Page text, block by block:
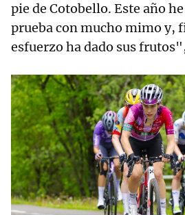
pie de Cotobello. Este año
prueba con mucho mimo y,
esfuerzo ha dado sus